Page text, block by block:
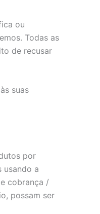
ou
Todas as
de recusar
suas
por
usando a
cobrança /
possam ser